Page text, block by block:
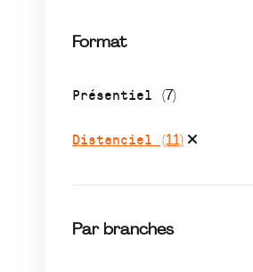
Format
Présentiel (7)
Distanciel (11)
Par branches